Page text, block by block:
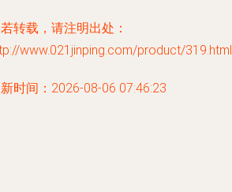
转载，请注明出处：
www.021jinping.com/product/319.html
时间：2026-08-06 07:46:23